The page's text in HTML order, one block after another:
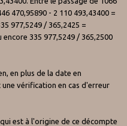
470,95890 - 2 110 493,43400 =
977,5249 / 365,2425 =
335 977,5249 / 365,2500
en plus de la date en
vérification en cas d'erreur
est à l'origine de ce décompte